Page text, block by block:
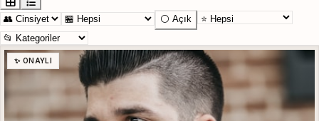
⚪ Açık
✨ ONAYLI